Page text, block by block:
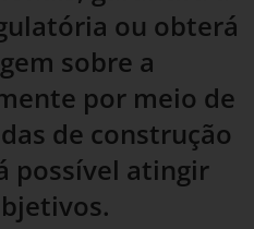
ou obterá
sobre a
por meio de
de construção
possível atingir